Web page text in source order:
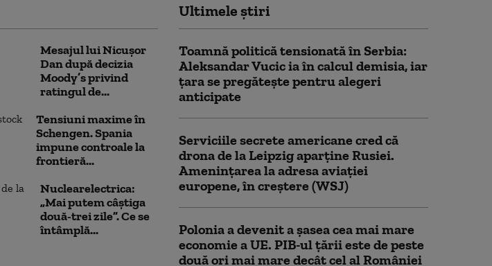
Mesajul lui Nicușor
Dan după decizia
Moody’s privind
ratingul de...
Tensiuni maxime în
Schengen. Spania
impune controale la
frontieră...
Nuclearelectrica:
„Mai putem câștiga
două-trei zile”. Ce se
întâmplă...
Ultimele știri
Toamnă politică tensionată în Serbia:
Aleksandar Vucic ia în calcul demisia, iar
țara se pregătește pentru alegeri
anticipate
Serviciile secrete americane cred că
drona de la Leipzig aparține Rusiei.
Amenințarea la adresa aviației
europene, în creștere (WSJ)
Polonia a devenit a șasea cea mai mare
economie a UE. PIB-ul țării este de peste
două ori mai mare decât cel al României